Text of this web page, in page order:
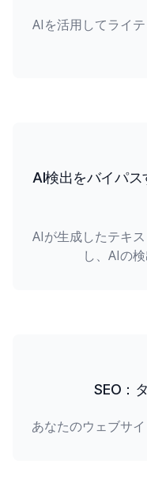
AIを活用してライ
AI検出をバイパ
AIが生成したテキ
し、AIの
SEO：
あなたのウェブサ